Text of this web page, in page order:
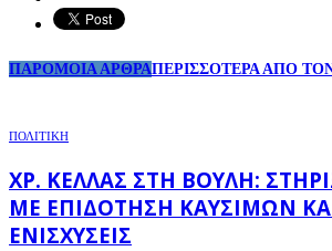
ΠΑΡΟΜΟΙΑ ΑΡΘΡΑΠΕΡΙΣΣΟΤΕΡΑ ΑΠΟ
ΠΟΛΙΤΙΚΗ
ΧΡ. ΚΈΛΛΑΣ ΣΤΗ ΒΟΥΛΉ:
ΜΕ ΕΠΙΔΌΤΗΣΗ ΚΑΥΣΊΜΩΝ
ΕΝΙΣΧΎΣΕΙΣ